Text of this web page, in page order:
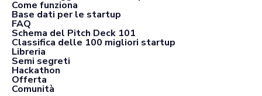
Come funziona
Base dati per le startup
FAQ
Schema del Pitch Deck 101
Classifica delle 100 migliori startup
Libreria
Semi segreti
Hackathon
Offerta
Comunità